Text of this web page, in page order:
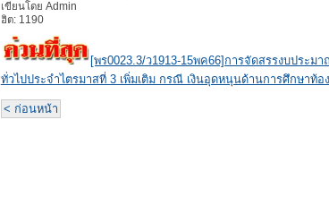
เขียนโดย Admin
ฮิต: 1190
[พร0023.3/ว1913-15พค66]การจัดสรรงบประ
ทั่วไปประจำไตรมาสที่ 3 เพิ่มเติม กรณี เงินอุดหนุนด้านการศึกษาท้อ
< ก่อนหน้า